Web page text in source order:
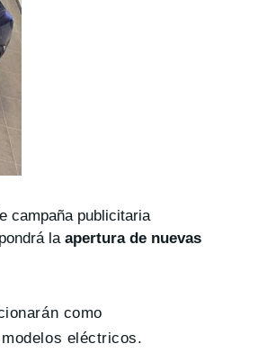
campaña publicitaria
la apertura de nuevas
como
eléctricos.